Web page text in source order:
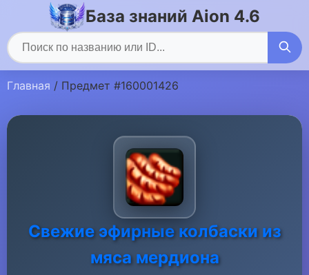
База знаний Aion 4.6
Главная / Предмет #160001426
Свежие эфирные колбаски из
мяса мердиона